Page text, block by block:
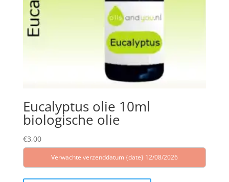
Eucalyptus olie 10ml
biologische olie
€3,00
Verwachte verzenddatum {date} 12/08/2026